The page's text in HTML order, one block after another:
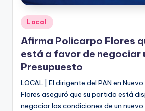
Publicado
en
Local
Afirma Policarpo Flores
está a favor de negociar
Presupuesto
LOCAL | El dirigente del PAN en
Flores aseguró que su partido está
negociar las condiciones de un nuevo